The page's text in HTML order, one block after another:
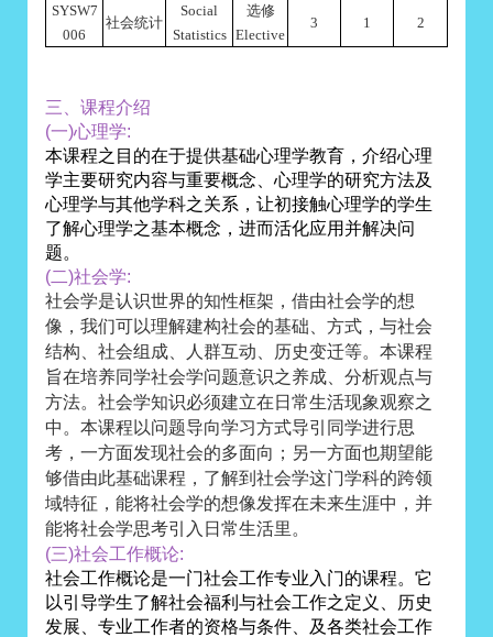
SYSW7
006
社会统计
Social
Statistics
选修
Elective
3 1 2
三、课程介绍
(一)心理学:
本课程之目的在于提供基础心理学教育，介绍心理
学主要研究内容与重要概念、心理学的研究方法及
心理学与其他学科之关系，让初接触心理学的学生
了解心理学之基本概念，进而活化应用并解决问
题。
(二)社会学:
社会学是认识世界的知性框架，借由社会学的想
像，我们可以理解建构社会的基础、方式，与社会
结构、社会组成、人群互动、历史变迁等。本课程
旨在培养同学社会学问题意识之养成、分析观点与
方法。社会学知识必须建立在日常生活现象观察之
中。本课程以问题导向学习方式导引同学进行思
考，一方面发现社会的多面向；另一方面也期望能
够借由此基础课程，了解到社会学这门学科的跨领
域特征，能将社会学的想像发挥在未来生涯中，并
能将社会学思考引入日常生活里。
(三)社会工作概论:
社会工作概论是一门社会工作专业入门的课程。它
以引导学生了解社会福利与社会工作之定义、历史
发展、专业工作者的资格与条件、及各类社会工作